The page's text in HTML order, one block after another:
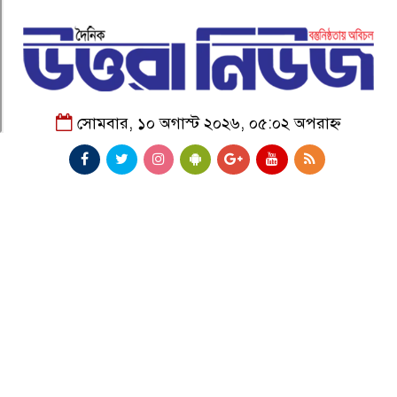
সোমবার, ১০ অগাস্ট ২০২৬, ০৫:০২ অপরাহ্ন